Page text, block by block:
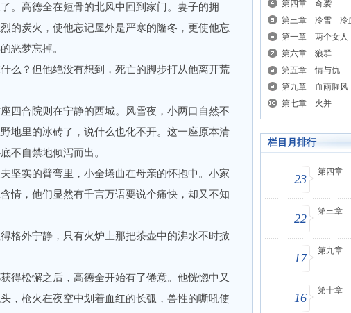
高德全在短骨的北风中回到家门。妻子的拥
的炭火，使他忘记屋外是严寒的隆冬，更使他忘
恶梦忘掉。
？但他绝没有想到，死亡的脚步打从他离开荒
合院则在宁静的西城。风雪夜，小两口自然不
地里的冰砖了，说什么也化不开。这一座原本清
不自禁地倾泻而出。
实的臂弯里，小全蜷曲在母亲的怀抱中。小家
情，他们显然有千言万语要说个痛快，却又不知
外宁静，只有火炉上那把茶壶中的沸水不时掀
松懈之后，高德全开始有了倦意。他恍惚中又
，枪火在夜空中划着血红的长弧，兽性的嘶吼使
第四章 奇袭
第三章 冷雪 冷
第一章 两个女人
第六章 狼群
第五章 情与仇
第九章 血雨腥风
第七章 火并
栏目月排行
23
第四章
22
第三章
17
第九章
16
第十章